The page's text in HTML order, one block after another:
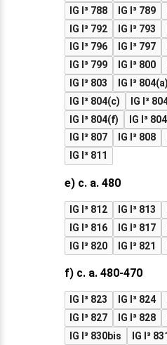
IG I³ 788
IG I³ 789
IG I³ 792
IG I³ 793
IG I³ 796
IG I³ 797
IG I³ 799
IG I³ 800
IG I³ 803
IG I³ 804(a)
IG I³ 804(c)
IG I³
IG I³ 804(f)
IG I³
IG I³ 807
IG I³ 808
IG I³ 811
e) c. a. 480
IG I³ 812 IG I³ 813
IG I³ 816
IG I³ 817
IG I³ 820
IG I³ 821
f) c. a. 480-470
IG I³ 823 IG I³ 824
IG I³ 827
IG I³ 828
IG I³ 830bis
IG I³